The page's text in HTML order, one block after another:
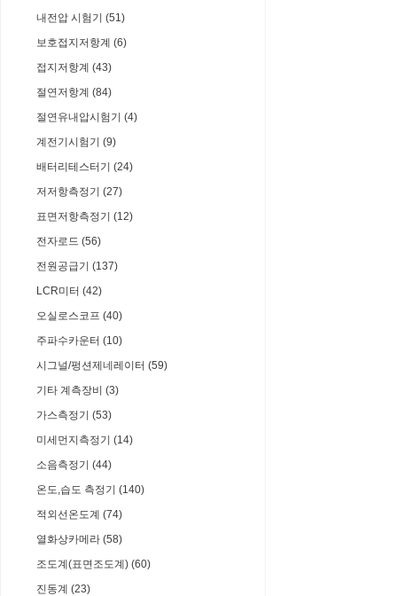
내전압 시험기 (51)
보호접지저항계 (6)
접지저항계 (43)
절연저항계 (84)
절연유내압시험기 (4)
계전기시험기 (9)
배터리테스터기 (24)
저저항측정기 (27)
표면저항측정기 (12)
전자로드 (56)
전원공급기 (137)
LCR미터 (42)
오실로스코프 (40)
주파수카운터 (10)
시그널/펑션제네레이터 (59)
기타 계측장비 (3)
가스측정기 (53)
미세먼지측정기 (14)
소음측정기 (44)
온도,습도 측정기 (140)
적외선온도계 (74)
열화상카메라 (58)
조도계(표면조도계) (60)
진동계 (23)